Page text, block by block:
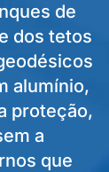
de
dos tetos
alumínio,
proteção,
a
que